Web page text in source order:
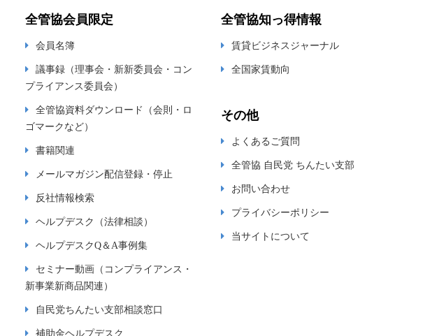
全管協会員限定
会員名簿
議事録（理事会・新新委員会・コン
プライアンス委員会）
全管協資料ダウンロード（会則・ロ
ゴマークなど）
書籍関連
メールマガジン配信登録・停止
反社情報検索
ヘルプデスク（法律相談）
ヘルプデスクQ＆A事例集
セミナー動画（コンプライアンス・
新事業新商品関連）
自民党ちんたい支部相談窓口
補助金ヘルプデスク
全管協知っ得情報
賃貸ビジネスジャーナル
全国家賃動向
その他
よくあるご質問
全管協 自民党 ちんたい支部
お問い合わせ
プライバシーポリシー
当サイトについて